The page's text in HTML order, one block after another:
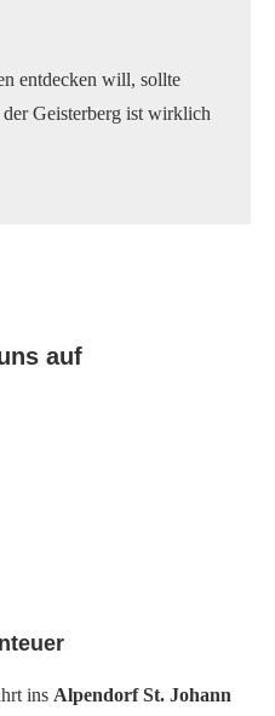
entdecken will, sollte
Geisterberg ist wirklich
auf
ins Alpendorf St. Johann